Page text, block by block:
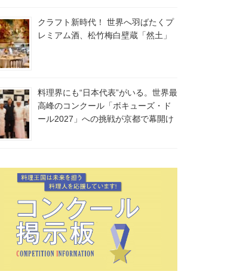
クラフト新時代！ 世界へ羽ばたくプ
レミアム酒、松竹梅白壁蔵「然土」
料理界にも“日本代表”がいる。世界最
高峰のコンクール「ボキューズ・ド
ール2027」への挑戦が京都で幕開け